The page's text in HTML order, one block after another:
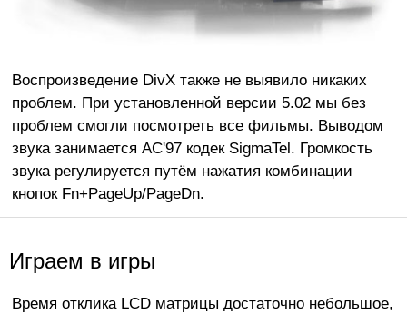
Воспроизведение DivX также не выявило никаких
проблем. При установленной версии 5.02 мы без
проблем смогли посмотреть все фильмы. Выводом
звука занимается AC'97 кодек SigmaTel. Громкость
звука регулируется путём нажатия комбинации
кнопок Fn+PageUp/PageDn.
Играем в игры
Время отклика LCD матрицы достаточно небольшое,